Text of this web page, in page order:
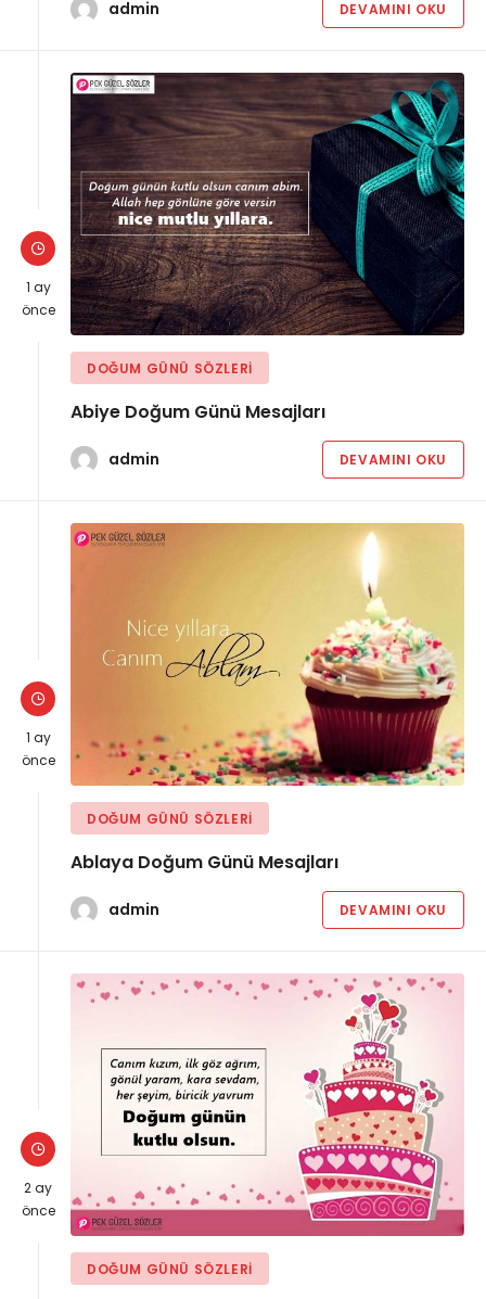
admin DEVAMINI OKU
1 ay
önce
DOĞUM GÜNÜ SÖZLERI
Abiye Doğum Günü Mesajları
admin DEVAMINI OKU
1 ay
önce
DOĞUM GÜNÜ SÖZLERI
Ablaya Doğum Günü Mesajları
admin DEVAMINI OKU
2 ay
önce
DOĞUM GÜNÜ SÖZLERI